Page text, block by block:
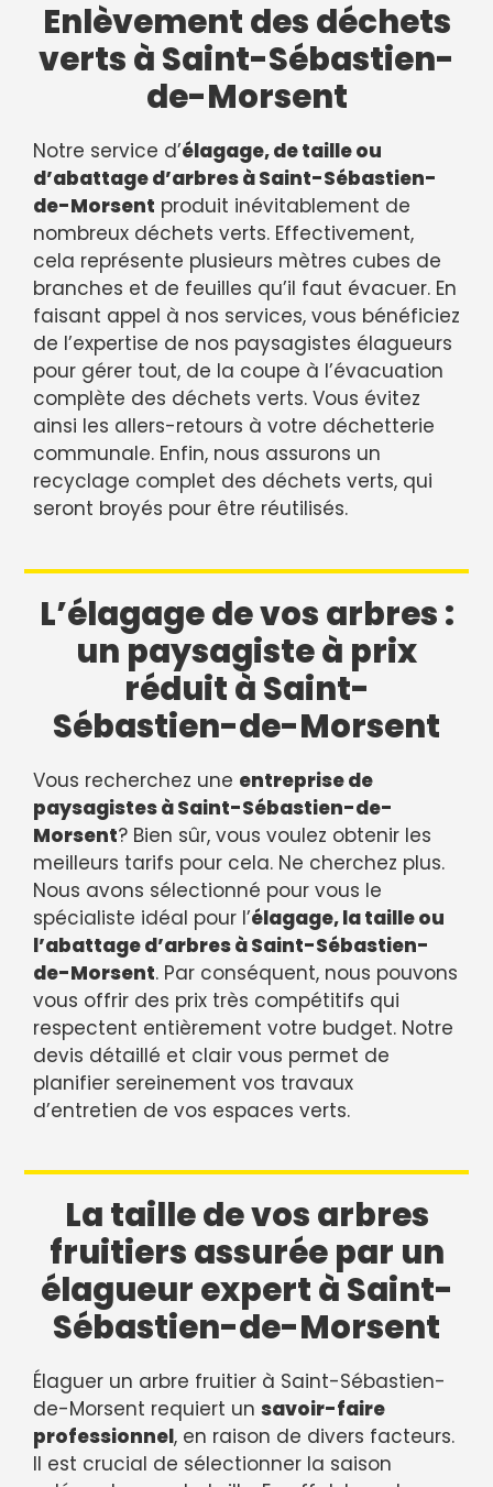
Enlèvement des déchets
verts à Saint-Sébastien-
de-Morsent
Notre service d’élagage, de taille ou
d’abattage d’arbres à Saint-Sébastien-
de-Morsent produit inévitablement de
nombreux déchets verts. Effectivement,
cela représente plusieurs mètres cubes de
branches et de feuilles qu’il faut évacuer. En
faisant appel à nos services, vous bénéficiez
de l’expertise de nos paysagistes élagueurs
pour gérer tout, de la coupe à l’évacuation
complète des déchets verts. Vous évitez
ainsi les allers-retours à votre déchetterie
communale. Enfin, nous assurons un
recyclage complet des déchets verts, qui
seront broyés pour être réutilisés.
L’élagage de vos arbres :
un paysagiste à prix
réduit à Saint-
Sébastien-de-Morsent
Vous recherchez une entreprise de
paysagistes à Saint-Sébastien-de-
Morsent? Bien sûr, vous voulez obtenir les
meilleurs tarifs pour cela. Ne cherchez plus.
Nous avons sélectionné pour vous le
spécialiste idéal pour l’élagage, la taille ou
l’abattage d’arbres à Saint-Sébastien-
de-Morsent. Par conséquent, nous pouvons
vous offrir des prix très compétitifs qui
respectent entièrement votre budget. Notre
devis détaillé et clair vous permet de
planifier sereinement vos travaux
d’entretien de vos espaces verts.
La taille de vos arbres
fruitiers assurée par un
élagueur expert à Saint-
Sébastien-de-Morsent
Élaguer un arbre fruitier à Saint-Sébastien-
de-Morsent requiert un savoir-faire
professionnel, en raison de divers facteurs.
Il est crucial de sélectionner la saison